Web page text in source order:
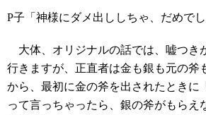
P子「神様にダメ出ししちゃ、だめでし
大体、オリジナルの話では、嘘つき
行きますが、正直者は金も銀も元の斧
から、最初に金の斧を出されたときに
って言っちゃったら、銀の斧がもらえ